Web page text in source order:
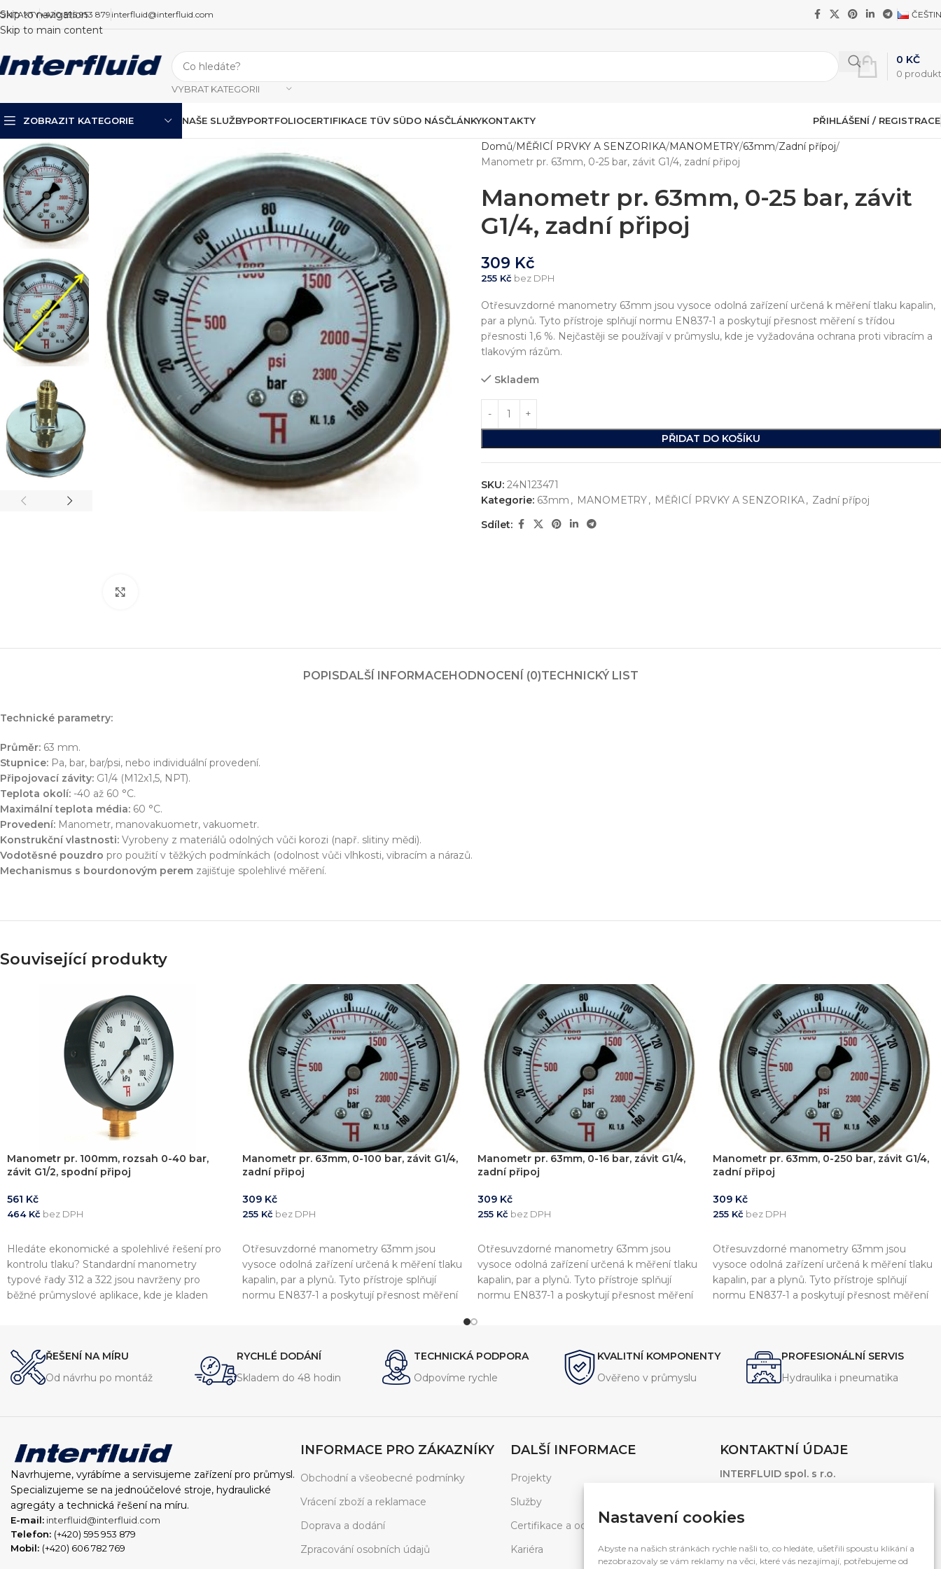
Nastavení cookies
Abyste na našich stránkách rychle našli to, co hledáte, ušetřili spoustu klikání a
nezobrazovaly se vám reklamy na věci, které vás nezajímají, potřebujeme od
Skip to navigation
Skip to main content
+420 595 953 879 interfluid@interfluid.com
VYBRAT KATEGORII
0
0 KČ
ZOBRAZIT KATEGORIE NAŠE SLUŽBYPORTFOLIOCERTIFIKACE TÜV SÜDO NÁSČLÁNKYKONTAKTY PŘIHLÁŠENÍ / REGISTRACE
Domů MĚŘICÍ PRVKY A SENZORIKA MANOMETRY 63mm Zadní přípoj
Manometr pr. 63mm, 0-25 bar, závit G1/4, zadní připoj
Manometr pr. 63mm, 0-25 bar, závit
G1/4, zadní připoj
309 Kč
255 Kč bez DPH
Otřesuvzdorné manometry 63mm jsou vysoce odolná zařízení určená k měření tlaku kapalin,
par a plynů. Tyto přístroje splňují normu EN837-1 a poskytují přesnost měření s třídou
přesnosti 1,6 %. Nejčastěji se používají v průmyslu, kde je vyžadována ochrana proti vibracím a
tlakovým rázům.
Skladem
PŘIDAT DO KOŠÍKU
SKU: 24N123471
Kategorie: 63mm , MANOMETRY, MĚŘICÍ PRVKY A SENZORIKA, Zadní přípoj
Sdílet:
POPIS DALŠÍ INFORMACE HODNOCENÍ (0)TECHNICKÝ LIST
Technické parametry:
Průměr: 63 mm.
Stupnice: Pa, bar, bar/psi, nebo individuální provedení.
Připojovací závity: G1/4 (M12x1,5, NPT).
Teplota okolí: -40 až 60 °C.
Maximální teplota média: 60 °C.
Provedení: Manometr, manovakuometr, vakuometr.
Konstrukční vlastnosti: Vyrobeny z materiálů odolných vůči korozi (např. slitiny mědi).
Vodotěsné pouzdro pro použití v těžkých podmínkách (odolnost vůči vlhkosti, vibracím a nárazů.
Mechanismus s bourdonovým perem zajišťuje spolehlivé měření.
Související produkty
Manometr pr. 100mm, rozsah 0-40 bar,
závit G1/2, spodní připoj
561 Kč
464 Kč bez DPH
Hledáte ekonomické a spolehlivé řešení pro
kontrolu tlaku? Standardní manometry
typové řady 312 a 322 jsou navrženy pro
běžné průmyslové aplikace, kde je kladen
Manometr pr. 63mm, 0-100 bar, závit G1/4,
zadní připoj
309 Kč
255 Kč bez DPH
Otřesuvzdorné manometry 63mm jsou
vysoce odolná zařízení určená k měření tlaku
kapalin, par a plynů. Tyto přístroje splňují
normu EN837-1 a poskytují přesnost měření
Manometr pr. 63mm, 0-16 bar, závit G1/4,
zadní připoj
309 Kč
255 Kč bez DPH
Otřesuvzdorné manometry 63mm jsou
vysoce odolná zařízení určená k měření tlaku
kapalin, par a plynů. Tyto přístroje splňují
normu EN837-1 a poskytují přesnost měření
Manometr pr. 63mm, 0-250 bar, závit G1/4,
zadní připoj
309 Kč
255 Kč bez DPH
Otřesuvzdorné manometry 63mm jsou
vysoce odolná zařízení určená k měření tlaku
kapalin, par a plynů. Tyto přístroje splňují
normu EN837-1 a poskytují přesnost měření
ŘEŠENÍ NA MÍRU
Od návrhu po montáž
RYCHLÉ DODÁNÍ
Skladem do 48 hodin
TECHNICKÁ PODPORA
Odpovíme rychle
KVALITNÍ KOMPONENTY
Ověřeno v průmyslu
PROFESIONÁLNÍ SERVIS
Hydraulika i pneumatika
Navrhujeme, vyrábíme a servisujeme zařízení pro průmysl.
Specializujeme se na jednoúčelové stroje, hydraulické
agregáty a technická řešení na míru.
E-mail: interfluid@interfluid.com
Telefon: (+420) 595 953 879
Mobil: (+420) 606 782 769
INFORMACE PRO ZÁKAZNÍKY
Obchodní a všeobecné podmínky
Vrácení zboží a reklamace
Doprava a dodání
Zpracování osobních údajů
DALŠÍ INFORMACE
Projekty
Služby
Certifikace a ocenění
Kariéra
KONTAKTNÍ ÚDAJE
INTERFLUID spol. s r.o.
Česká Republika
Otevírací doba: 7:00 – 15:30
(po-pá mimo svátky)